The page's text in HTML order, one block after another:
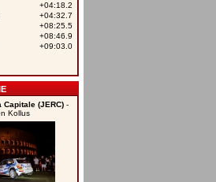
Capitale (JERC)-
Kollus